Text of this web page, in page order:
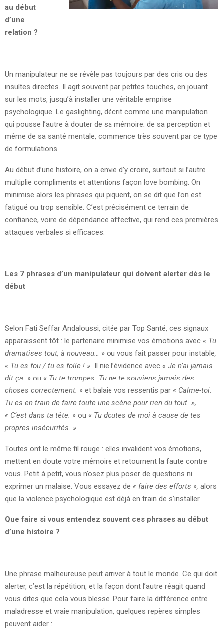
au début
d’une
relation ?
Un manipulateur ne se révèle pas toujours par des cris ou des
insultes directes. Il agit souvent par petites touches, en jouant
sur les mots, jusqu’à installer une véritable emprise
psychologique. Le gaslighting, décrit comme une manipulation
qui pousse l’autre à douter de sa mémoire, de sa perception et
même de sa santé mentale, commence très souvent par ce type
de formulations.
Au début d’une histoire, on a envie d’y croire, surtout si l’autre
multiplie compliments et attentions façon love bombing. On
minimise alors les phrases qui piquent, on se dit que l’on est
fatigué ou trop sensible. C’est précisément ce terrain de
confiance, voire de dépendance affective, qui rend ces premières
attaques verbales si efficaces.
Les 7 phrases d’un manipulateur qui doivent alerter dès le
début
Selon Fati Seffar Andaloussi, citée par Top Santé, ces signaux
apparaissent tôt : le partenaire minimise vos émotions avec « Tu
dramatises tout, à nouveau… » ou vous fait passer pour instable,
« Tu es fou / tu es folle ! ». Il nie l’évidence avec « Je n’ai jamais
dit ça. » ou « Tu te trompes. Tu ne te souviens jamais des
choses correctement. » et balaie vos ressentis par « Calme-toi.
Tu es en train de faire toute une scène pour rien du tout. »,
« C’est dans ta tête. » ou « Tu doutes de moi à cause de tes
propres insécurités. »
Toutes ont le même fil rouge : elles invalident vos émotions,
mettent en doute votre mémoire et retournent la faute contre
vous. Petit à petit, vous n’osez plus poser de questions ni
exprimer un malaise. Vous essayez de « faire des efforts », alors
que la violence psychologique est déjà en train de s’installer.
Que faire si vous entendez souvent ces phrases au début
d’une histoire ?
Une phrase malheureuse peut arriver à tout le monde. Ce qui doit
alerter, c’est la répétition, et la façon dont l’autre réagit quand
vous dites que cela vous blesse. Pour faire la différence entre
maladresse et vraie manipulation, quelques repères simples
peuvent aider :